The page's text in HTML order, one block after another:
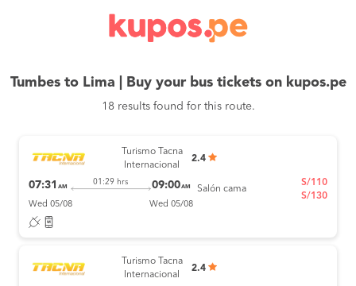
Tumbes to Lima | Buy your bus tickets on kupos.pe
18 results found for this route.
Turismo Tacna
Internacional
2.4
07:31 AM
01:29 hrs 09:00AM
Wed 05/08 Wed 05/08
Salón cama
S/110
S/130
Turismo Tacna
Internacional
2.4